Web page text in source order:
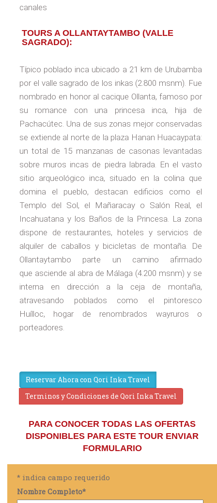
canales
TOURS A OLLANTAYTAMBO (VALLE
SAGRADO):
Típico poblado inca ubicado a 21 km de Urubamba
por el valle sagrado de los inkas (2.800 msnm). Fue
nombrado en honor al cacique Ollanta, famoso por
su romance con una princesa inca, hija de
Pachacútec. Una de sus zonas mejor conservadas
se extiende al norte de la plaza Hanan Huacaypata:
un total de 15 manzanas de casonas levantadas
sobre muros incas de piedra labrada. En el vasto
sitio arqueológico inca, situado en la colina que
domina el pueblo, destacan edificios como el
Templo del Sol, el Mañaracay o Salón Real, el
Incahuatana y los Baños de la Princesa. La zona
dispone de restaurantes, hoteles y servicios de
alquiler de caballos y bicicletas de montaña. De
Ollantaytambo parte un camino afirmado
que asciende al abra de Málaga (4.200 msnm) y se
interna en dirección a la ceja de montaña,
atravesando poblados como el pintoresco
Huílloc, hogar de renombrados wayruros o
porteadores.
Reservar Ahora con Qori Inka Travel
Terminos y Condiciones de Qori Inka Travel
PARA CONOCER TODAS LAS OFERTAS
DISPONIBLES PARA ESTE TOUR ENVIAR
FORMULARIO
* indica campo requerido
Nombre Completo*